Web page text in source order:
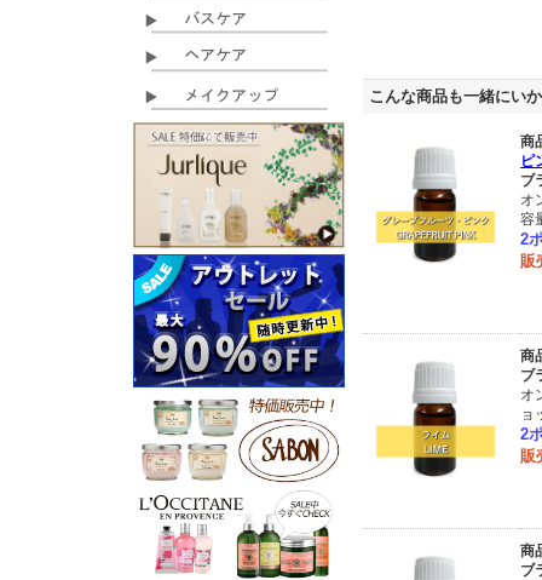
こんな商品も一緒にい
商
ピ
ブ
オ
容
2
販
商
ブ
オ
ョ
2
販
商
ブ